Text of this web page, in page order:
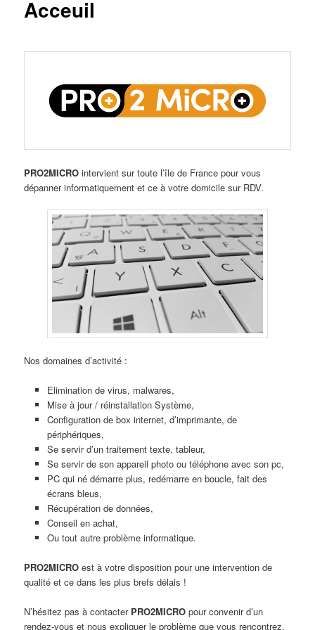
Acceuil
PRO2MICRO intervient sur toute l’île de France pour vous
dépanner informatiquement et ce à votre domicile sur RDV.
Nos domaines d’activité :
Elimination de virus, malwares,
Mise à jour / réinstallation Système,
Configuration de box internet, d’imprimante, de
périphériques,
Se servir d’un traitement texte, tableur,
Se servir de son appareil photo ou téléphone avec son pc,
PC qui né démarre plus, redémarre en boucle, fait des
écrans bleus,
Récupération de données,
Conseil en achat,
Ou tout autre problème informatique.
PRO2MICRO est à votre disposition pour une intervention de
qualité et ce dans les plus brefs délais !
N’hésitez pas à contacter PRO2MICRO pour convenir d’un
rendez-vous et nous expliquer le problème que vous rencontrez.